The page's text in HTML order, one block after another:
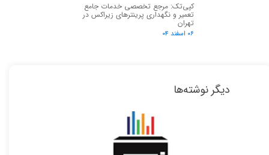
کپی‌تک: مرجع تخصصی خدمات جامع
تعمیر و نگهداری پرینترهای زیراکس در
تهران
۰۶ اسفند ۰۴
دیگر نوشته‌ها